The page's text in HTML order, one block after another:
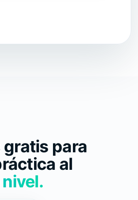
para
al